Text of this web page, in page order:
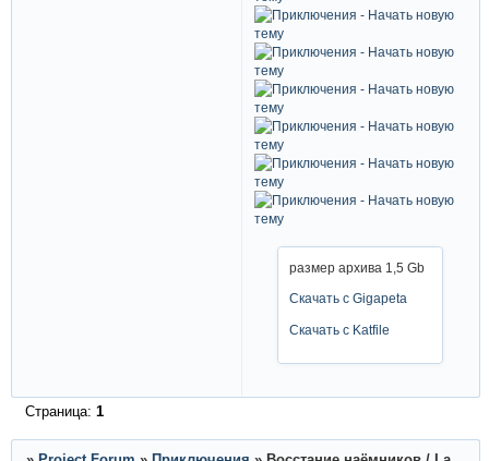
размер архива 1,5 Gb
Скачать с Gigapeta
Скачать с Katfile
Страница: 1